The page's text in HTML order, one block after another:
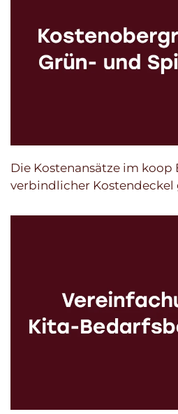
Die Kostenansätze im koop
verbindlicher Kostendeckel